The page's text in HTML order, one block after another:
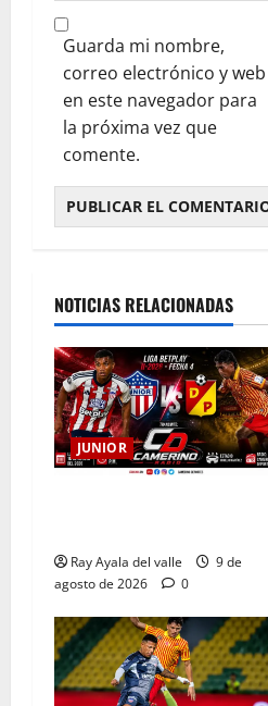
Guarda mi nombre,
correo electrónico y web
en este navegador para
la próxima vez que
comente.
NOTICIAS RELACIONADAS
JUNIOR
Ray Ayala del valle
9 de
agosto de 2026
0